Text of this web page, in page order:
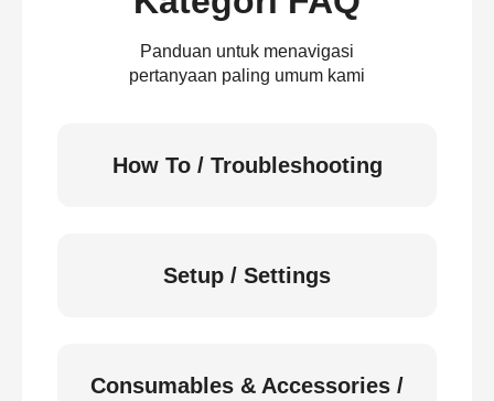
Panduan untuk menavigasi
pertanyaan paling umum kami
How To / Troubleshooting
Setup / Settings
Consumables & Accessories /